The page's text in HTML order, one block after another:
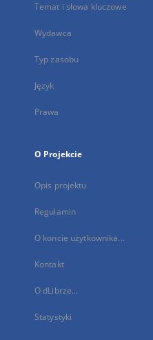
Temat i słowa kluczowe
Wydawca
Typ zasobu
Język
Prawa
O Projekcie
Opis projektu
Regulamin
O koncie użytkownika...
Kontakt
O dLibrze...
Statystyki